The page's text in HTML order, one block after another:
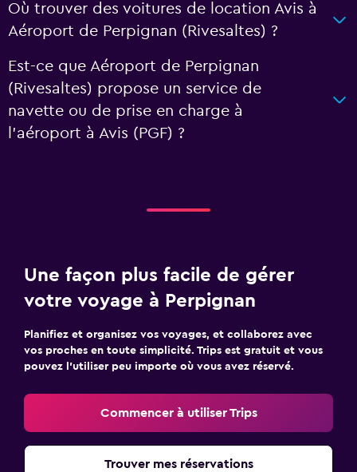
Où trouver des voitures de location Avis à
Aéroport de Perpignan (Rivesaltes) ?
Est-ce que Aéroport de Perpignan
(Rivesaltes) propose un service de
navette ou de prise en charge à
l’aéroport à Avis (PGF) ?
Une façon plus facile de gérer
votre voyage à Perpignan
Planifiez et organisez vos voyages, et collaborez avec
vos proches en toute simplicité. Trips est gratuit et vous
pouvez l’utiliser peu importe où vous avez réservé.
Commencer à utiliser Trips
Trouver mes réservations